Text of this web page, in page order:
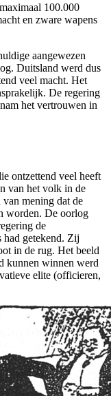
100.000
en zware wapens
aangewezen
Duitsland werd dus
veel macht. Het
De regering
het vertrouwen in
ontzettend veel heeft
van het volk in de
mening dat de
worden. De oorlog
de
had getekend. Zij
in de rug. Het beeld
kunnen winnen werd
elite (officieren,